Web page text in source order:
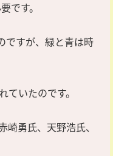
です。
ですが、緑と青は時
いたのです。
崎勇氏、天野浩氏、